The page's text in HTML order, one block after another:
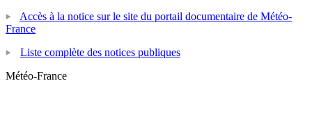
Accès à la notice sur le site du portail documentaire de Météo-
France
Liste complète des notices publiques
Météo-France